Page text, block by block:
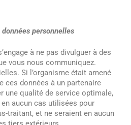
personnelles
à ne pas divulguer à des
vous nous communiquez.
Si l’organisme était amené
ces données à un partenaire
une qualité de service optimale,
aucun cas utilisées pour
traitant, et ne seraient en aucun